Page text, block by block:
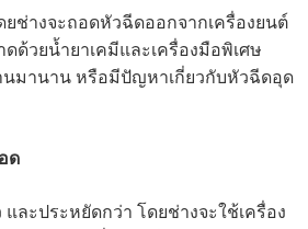
ยช่างจะถอดหัวฉีดออกจากเครื่องยนต์
ด้วยน้ำยาเคมีและเครื่องมือพิเศษ
นมานาน หรือมีปัญหาเกี่ยวกับหัวฉีดอุด
ด
และประหยัดกว่า โดยช่างจะใช้เครื่อง